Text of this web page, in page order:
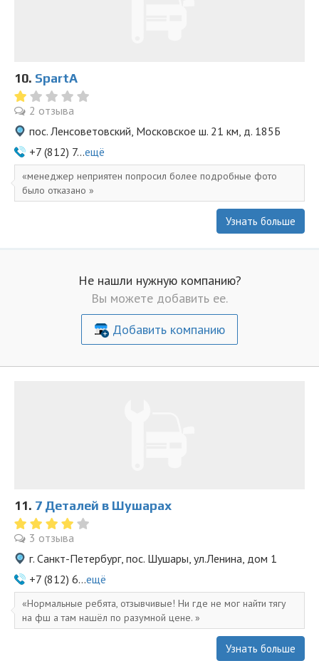
10. SpartA
2 отзыва
пос. Ленсоветовский, Московское ш. 21 км, д. 185Б
+7 (812) 7...ещё
менеджер неприятен попросил более подробные фото
было отказано
Узнать больше
Не нашли нужную компанию?
Вы можете добавить ее.
Добавить компанию
11. 7 Деталей в Шушарах
3 отзыва
г. Санкт-Петербург, пос. Шушары, ул.Ленина, дом 1
+7 (812) 6...ещё
Нормальные ребята, отзывчивые! Ни где не мог найти тягу
на фш а там нашёл по разумной цене.
Узнать больше